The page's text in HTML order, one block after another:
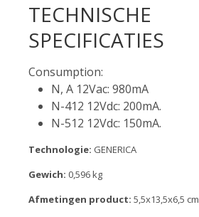
TECHNISCHE
SPECIFICATIES
Consumption:
N, A 12Vac: 980mA
N-412 12Vdc: 200mA.
N-512 12Vdc: 150mA.
Technologie: GENERICA
Gewich: 0,596 kg
Afmetingen product: 5,5x13,5x6,5 cm